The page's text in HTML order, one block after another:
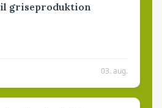
griseproduktion
03. aug.